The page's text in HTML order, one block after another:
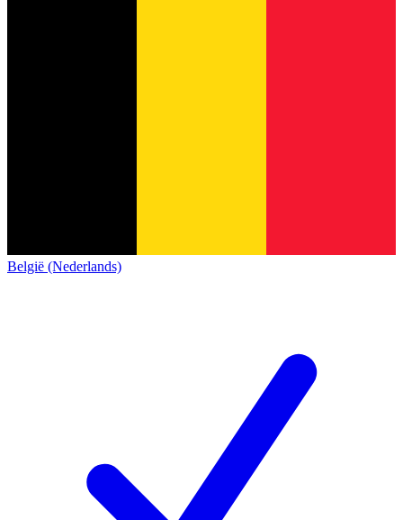
België (Nederlands)